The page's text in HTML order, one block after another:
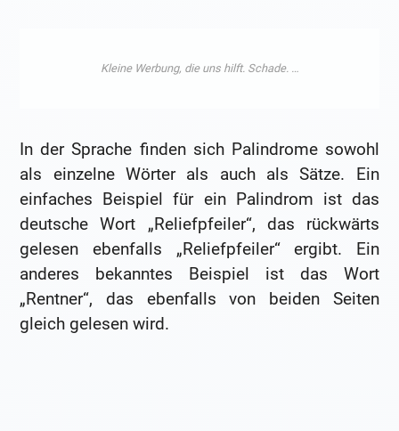
In der Sprache finden sich Palindrome sowohl
als einzelne Wörter als auch als Sätze. Ein
einfaches Beispiel für ein Palindrom ist das
deutsche Wort „Reliefpfeiler“, das rückwärts
gelesen ebenfalls „Reliefpfeiler“ ergibt. Ein
anderes bekanntes Beispiel ist das Wort
„Rentner“, das ebenfalls von beiden Seiten
gleich gelesen wird.